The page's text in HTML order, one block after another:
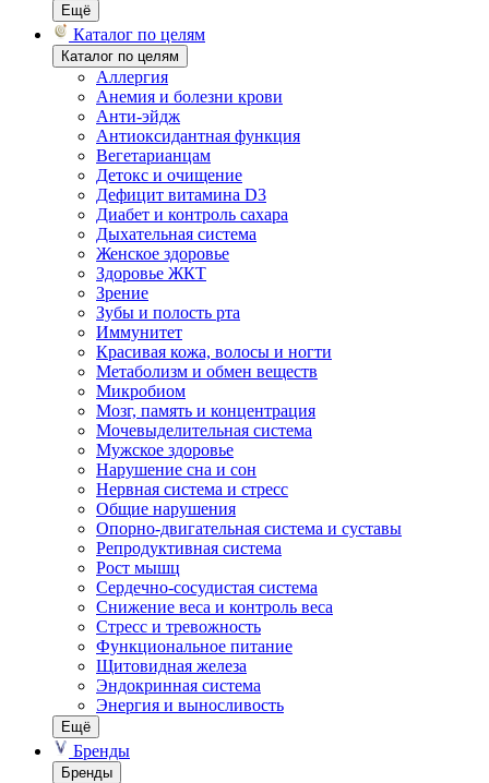
Ещё
Каталог по целям
Каталог по целям
Аллергия
Анемия и болезни крови
Анти-эйдж
Антиоксидантная функция
Вегетарианцам
Детокс и очищение
Дефицит витамина D3
Диабет и контроль сахара
Дыхательная система
Женское здоровье
Здоровье ЖКТ
Зрение
Зубы и полость рта
Иммунитет
Красивая кожа, волосы и ногти
Метаболизм и обмен веществ
Микробиом
Мозг, память и концентрация
Мочевыделительная система
Мужское здоровье
Нарушение сна и сон
Нервная система и стресс
Общие нарушения
Опорно-двигательная система и суставы
Репродуктивная система
Рост мышц
Сердечно-сосудистая система
Снижение веса и контроль веса
Стресс и тревожность
Функциональное питание
Щитовидная железа
Эндокринная система
Энергия и выносливость
Ещё
Бренды
Бренды